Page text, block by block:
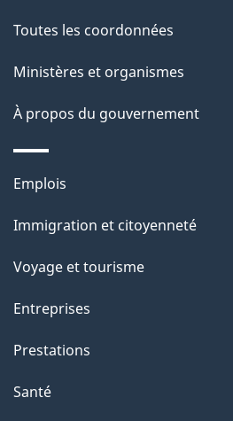
p
a
g
e
Toutes les coordonnées
Ministères et organismes
À propos du gouvernement
Thèmes
sujets
Emplois
Immigration et citoyenneté
Voyage et tourisme
Entreprises
Prestations
Santé